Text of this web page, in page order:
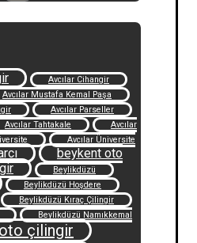
Avcılar Cihangir
Avcılar Mustafa Kemal Paşa
Avcılar Parseller
Avcılar Tahtakale
Avcılar
Avcılar Üniversite
beykent oto
Beylikdüzü
Beylikdüzü Hoşdere
Beylikdüzü Kıraç Çilingir
Beylikdüzü Namıkkemal
çilingir